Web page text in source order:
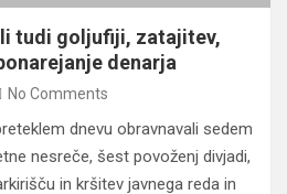
tudi goljufiji, zatajitev,
denarja
No Comments
dnevu obravnavali sedem
nesreče, šest povoženj divjadi,
in kršitev javnega reda in